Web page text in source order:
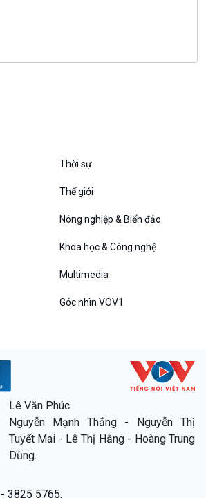
biệt
Thời sự
Thế giới
Nông nghiệp & Biển đảo
Khoa học & Công nghệ
Multimedia
Góc nhìn VOV1
Lê Văn Phúc.
Nguyễn Mạnh Thắng - Nguyễn Thị
Tuyết Mai - Lê Thị Hằng - Hoàng Trung
Dũng.
3825 5765.